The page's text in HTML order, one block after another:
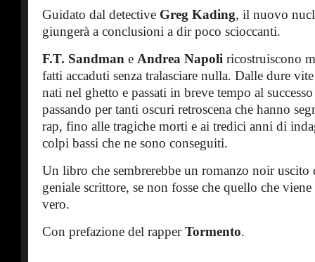
Guidato dal detective Greg Kading, il nuovo
giungerà a conclusioni a dir poco scioccanti.
F.T. Sandman e Andrea Napoli ricostruiscono
fatti accaduti senza tralasciare nulla. Dalle dure
nati nel ghetto e passati in breve tempo al
passando per tanti oscuri retroscena che hanno
rap, fino alle tragiche morti e ai tredici anni di
colpi bassi che ne sono conseguiti.
Un libro che sembrerebbe un romanzo noir uscito
geniale scrittore, se non fosse che quello che
vero.
Con prefazione del rapperTormento.